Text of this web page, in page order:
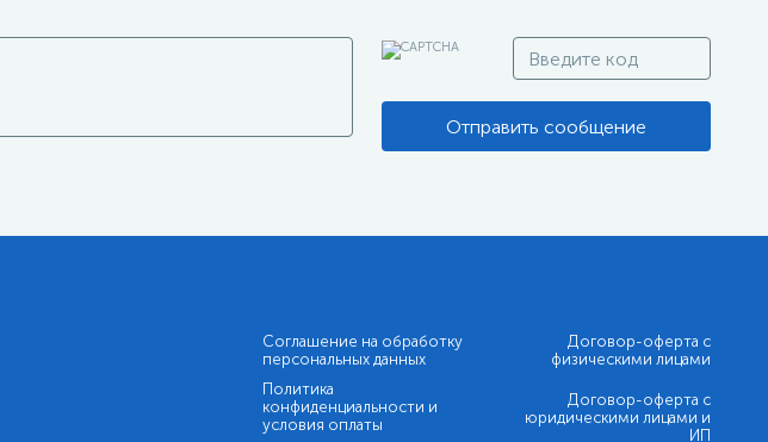
Отправить сообщение
Соглашение на обработку
персональных данных
Политика
конфиденциальности и
условия оплаты
Договор-оферта с
физическими лицами
Договор-оферта с
юридическими лицами и
ИП